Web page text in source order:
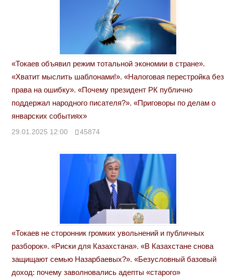
«Токаев объявил режим тотальной экономии в стране».
«Хватит мыслить шаблонами!». «Налоговая перестройка без
права на ошибку». «Почему президент РК публично
поддержал народного писателя?». «Приговоры по делам о
январских событиях»
29.01.2025 12:00 45874
«Токаев не сторонник громких увольнений и публичных
разборок». «Риски для Казахстана». «В Казахстане снова
защищают семью Назарбаевых?». «Безусловный базовый
доход: почему заволновались адепты «старого»